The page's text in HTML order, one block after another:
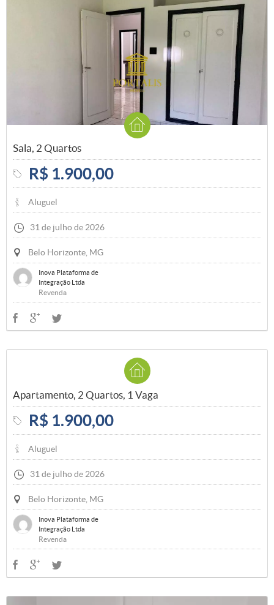
Sala, 2 Quartos
R$ 1.900,00
Aluguel
31 de julho de 2026
Belo Horizonte, MG
Inova Plataforma de
Integração Ltda
Revenda
Apartamento, 2 Quartos, 1 Vaga
R$ 1.900,00
Aluguel
31 de julho de 2026
Belo Horizonte, MG
Inova Plataforma de
Integração Ltda
Revenda